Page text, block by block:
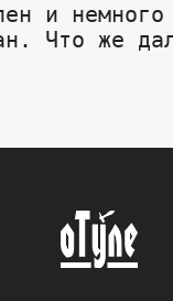
и немного
Что же